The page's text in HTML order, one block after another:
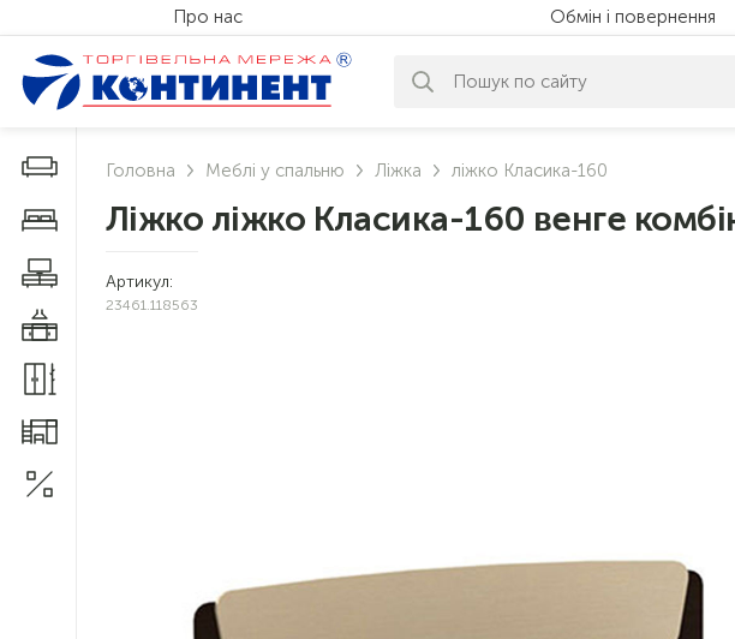
Про нас Обмін і повернення
Дивани і крісла
Меблі у спальню
Меблі у вітальню
Головна Меблі у спальню Ліжка ліжко Класика-160
Ліжко ліжко Класика-160 венге
Артикул:
23461.118563